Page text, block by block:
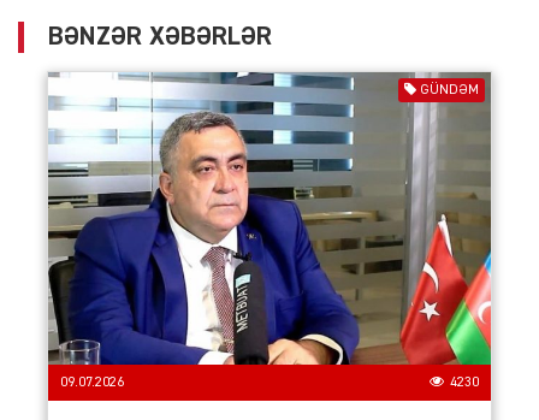
BƏNZƏR XƏBƏRLƏR
GÜNDƏM
09.07.2026 4230